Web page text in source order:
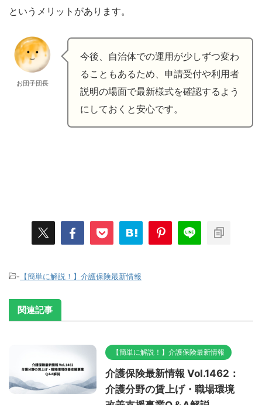
というメリットがあります。
お団子団長
今後、自治体での運用が少しずつ変わ
ることもあるため、申請受付や利用者
説明の場面で最新様式を確認するよう
にしておくと安心です。
- 【簡単に解説！】介護保険最新情報
関連記事
【簡単に解説！】介護保険最新情報
介護保険最新情報 Vol.1462：
介護分野の賃上げ・職場環境